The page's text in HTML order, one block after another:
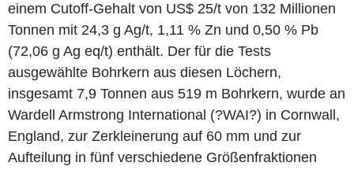
einem Cutoff-Gehalt von US$ 25/t von 132 Millionen
Tonnen mit 24,3 g Ag/t, 1,11 % Zn und 0,50 % Pb
(72,06 g Ag eq/t) enthält. Der für die Tests
ausgewählte Bohrkern aus diesen Löchern,
insgesamt 7,9 Tonnen aus 519 m Bohrkern, wurde an
Wardell Armstrong International (?WAI?) in Cornwall,
England, zur Zerkleinerung auf 60 mm und zur
Aufteilung in fünf verschiedene Größenfraktionen